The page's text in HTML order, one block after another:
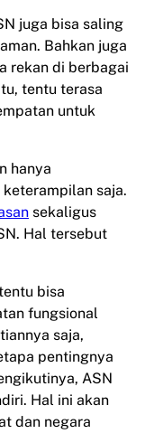
juga bisa saling
Bahkan juga
rekan di berbagai
tentu terasa
untuk
hanya
saja.
sekaligus
Hal tersebut
bisa
fungsional
saja,
pentingnya
ASN
Hal ini akan
dan negara